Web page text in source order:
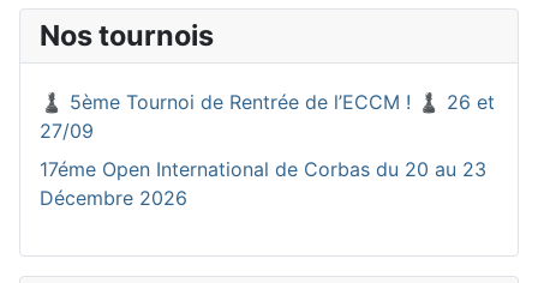
Nos tournois
♟️ 5ème Tournoi de Rentrée de l’ECCM ! ♟️ 26 et
27/09
17éme Open International de Corbas du 20 au 23
Décembre 2026